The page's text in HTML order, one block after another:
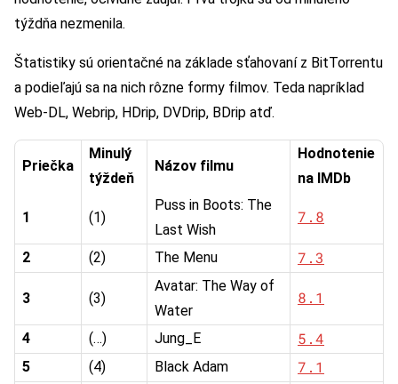
týždňa nezmenila.
Štatistiky sú orientačné na základe sťahovaní z BitTorrentu
a podieľajú sa na nich rôzne formy filmov. Teda napríklad
Web-DL, Webrip, HDrip, DVDrip, BDrip atď.
Priečka
Minulý
týždeň
Názov filmu
Hodnotenie
na IMDb
1 (1)
Puss in Boots: The
Last Wish
7.8
2 (2) The Menu 7.3
3 (3)
Avatar: The Way of
Water
8.1
4 (…) Jung_E 5.4
5 (4) Black Adam 7.1